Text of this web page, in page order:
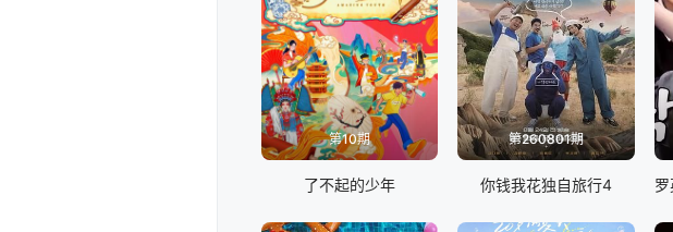
第10期
了不起的少年
第260801期
你钱我花独自旅行4